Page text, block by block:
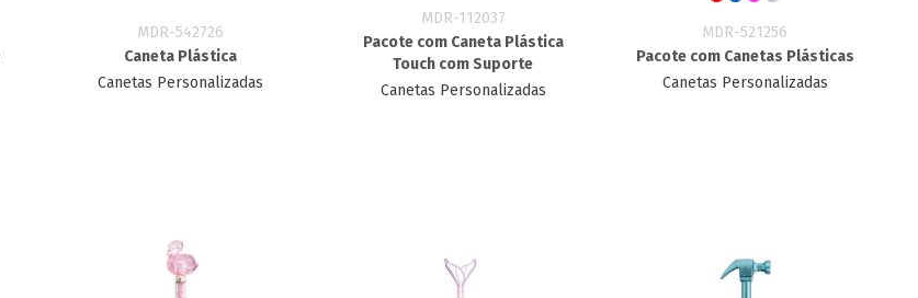
MDR-542726
Caneta Plástica
Canetas Personalizadas
MDR-112037
Pacote com Caneta Plástica
Touch com Suporte
Canetas Personalizadas
MDR-521256
Pacote com Canetas Plásticas
Canetas Personalizadas